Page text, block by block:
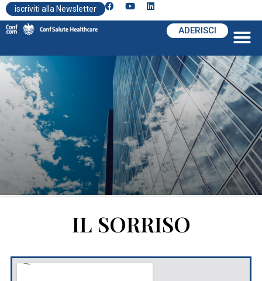
iscriviti alla Newsletter
ADERISCI
IL SORRISO